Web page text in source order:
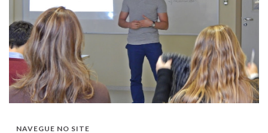
NAVEGUE NO SITE